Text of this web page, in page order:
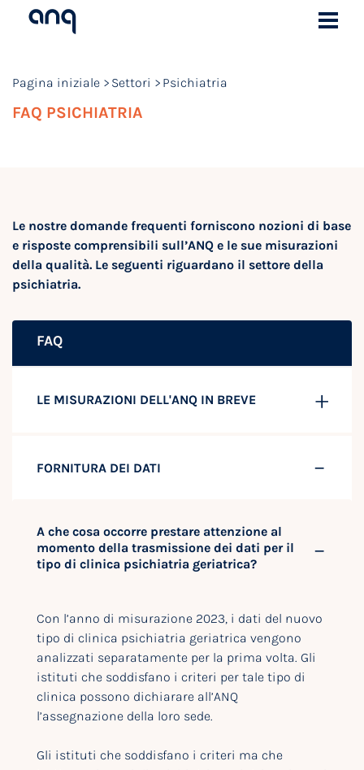
Pagina iniziale Settori Psichiatria
FAQ PSICHIATRIA
Le nostre domande frequenti forniscono nozioni di base
e risposte comprensibili sull’ANQ e le sue misurazioni
della qualità. Le seguenti riguardano il settore della
psichiatria.
FAQ
LE MISURAZIONI DELL'ANQ IN BREVE
FORNITURA DEI DATI
A che cosa occorre prestare attenzione al
momento della trasmissione dei dati per il
tipo di clinica psichiatria geriatrica?
Con l’anno di misurazione 2023, i dati del nuovo
tipo di clinica psichiatria geriatrica vengono
analizzati separatamente per la prima volta. Gli
istituti che soddisfano i criteri per tale tipo di
clinica possono dichiarare all’ANQ
l’assegnazione della loro sede.
Gli istituti che soddisfano i criteri ma che